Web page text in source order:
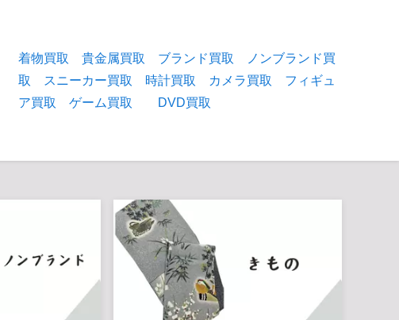
着物買取 貴金属買取 ブランド買取
ノンブランド買
取
スニーカー買取 時計買取 カメラ買取
フィギュ
ア買取
ゲーム買取 DVD買取